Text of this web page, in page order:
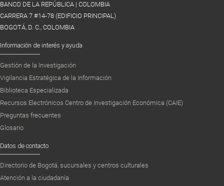
BANCO DE LA REPÚBLICA | COLOMBIA
CARRERA 7 #14-78 (EDIFICIO PRINCIPAL)
BOGOTÁ, D. C., COLOMBIA
Información de interés y ayuda
Gestión de la Investigación
Vigilancia Estratégica de la Información
Biblioteca Especializada
Recursos Electrónicos Centro de Investigación Económica (CAIE)
Preguntas frecuentes
Glosario
Datos de contacto
Directorio de Bogotá, sucursales y centros culturales
Atención a la ciudadanía